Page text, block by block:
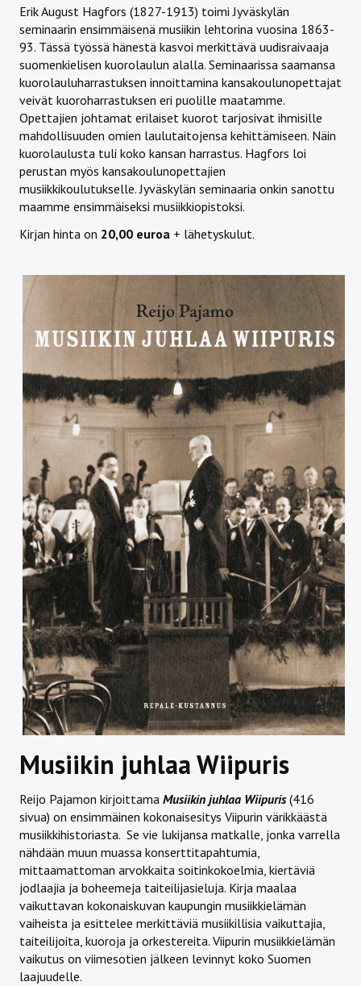
Erik August Hagfors (1827-1913) toimi Jyväskylän
seminaarin ensimmäisenä musiikin lehtorina vuosina 1863-
93. Tässä työssä hänestä kasvoi merkittävä uudisraivaaja
suomenkielisen kuorolaulun alalla. Seminaarissa saamansa
kuorolauluharrastuksen innoittamina kansakoulunopettajat
veivät kuoroharrastuksen eri puolille maatamme.
Opettajien johtamat erilaiset kuorot tarjosivat ihmisille
mahdollisuuden omien laulutaitojensa kehittämiseen. Näin
kuorolaulusta tuli koko kansan harrastus. Hagfors loi
perustan myös kansakoulunopettajien
musiikkikoulutukselle. Jyväskylän seminaaria onkin sanottu
maamme ensimmäiseksi musiikkiopistoksi.
Kirjan hinta on 20,00 euroa + lähetyskulut.
Musiikin juhlaa Wiipuris
Reijo Pajamon kirjoittama Musiikin juhlaa Wiipuris(416
sivua) on ensimmäinen kokonaisesitys Viipurin värikkäästä
musiikkihistoriasta. Se vie lukijansa matkalle, jonka varrella
nähdään muun muassa konserttitapahtumia,
mittaamattoman arvokkaita soitinkokoelmia, kiertäviä
jodlaajia ja boheemeja taiteilijasieluja. Kirja maalaa
vaikuttavan kokonaiskuvan kaupungin musiikkielämän
vaiheista ja esittelee merkittäviä musiikillisia vaikuttajia,
taiteilijoita, kuoroja ja orkestereita. Viipurin musiikkielämän
vaikutus on viimesotien jälkeen levinnyt koko Suomen
laajuudelle.